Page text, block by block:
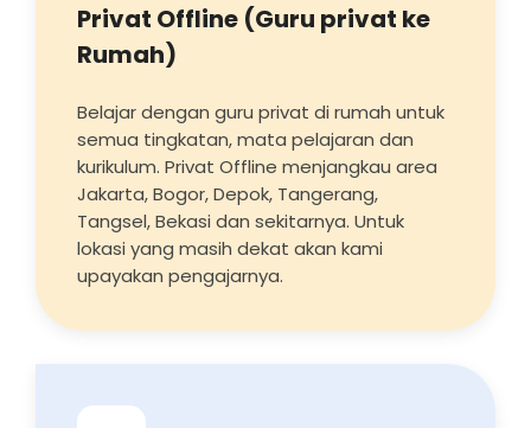
Privat Offline (Guru privat ke
Rumah)
Belajar dengan guru privat di rumah untuk
semua tingkatan, mata pelajaran dan
kurikulum. Privat Offline menjangkau area
Jakarta, Bogor, Depok, Tangerang,
Tangsel, Bekasi dan sekitarnya. Untuk
lokasi yang masih dekat akan kami
upayakan pengajarnya.